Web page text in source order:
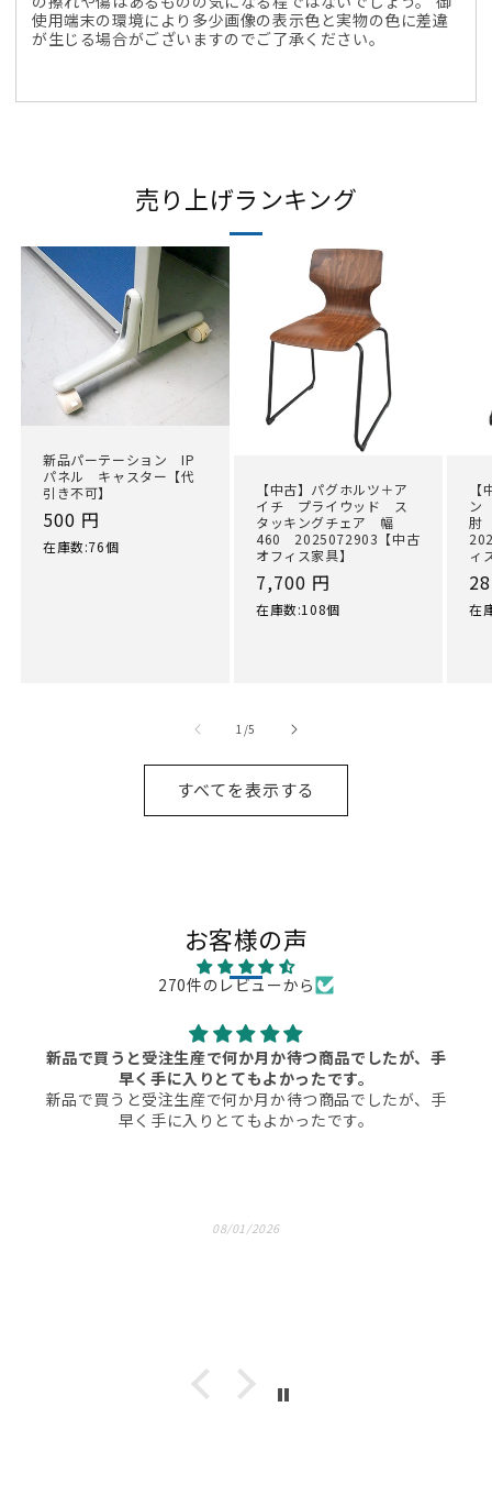
使用端末の環境により多少画像の表示色と実物の色に差違
が生じる場合がございますのでご了承ください。
売り上げランキング
新品パーテーション IP
パネル キャスター【代
引き不可】
通
常
500 円
在庫数:76個
【中古】パグホルツ＋ア
イチ プライウッド ス
タッキングチェア 幅
460 2025072903【中古
オフィス家具】
通
常
7,700 円
在庫数:108個
ン
肘
ィ
通
常
在
1 /の
5
すべてを表示する
お客様の声
270件のレビューから
新品で買うと受注生産で何か月か待つ商品でしたが、手
早く手に入りとてもよかったです。
新品で買うと受注生産で何か月か待つ商品でしたが、手
早く手に入りとてもよかったです。
08/01/2026